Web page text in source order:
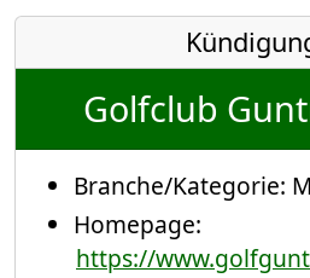
Golfclub
Branche/Kategorie:
Homepage:
https://